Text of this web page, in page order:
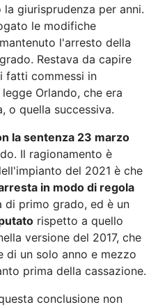
giurisprudenza per anni.
le modifiche
l'arresto della
Restava da capire
fatti commessi in
Orlando, che era
o quella successiva.
la sentenza 23 marzo
Il ragionamento è
del 2021 è che
in modo di regola
di primo grado, ed è un
rispetto a quello
versione del 2017, che
di un solo anno e mezzo
prima della cassazione.
conclusione non